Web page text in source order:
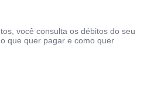
você consulta os débitos do seu
que quer pagar e como quer